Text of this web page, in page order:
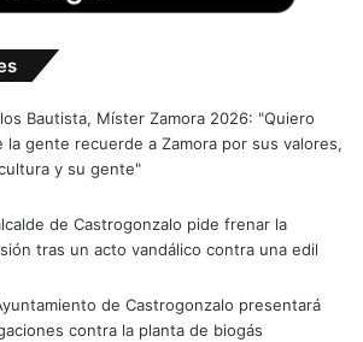
Bautista, Míster Zamora 2026: "Quiero
la gente recuerde a Zamora por sus valores,
y su gente"
de Castrogonzalo pide frenar la
tras un acto vandálico contra una edil
de Castrogonzalo presentará
contra la planta de biogás